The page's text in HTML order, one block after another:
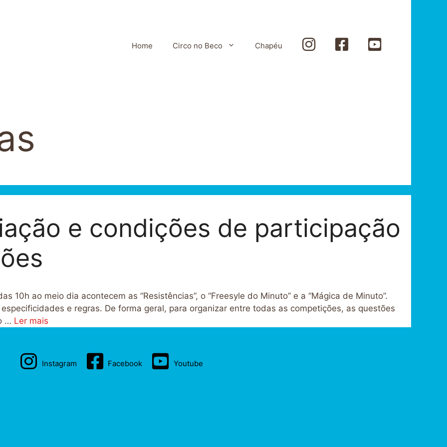
Home Circo no Beco Chapéu Instagram Facebook
e condições de participação
10h ao meio dia acontecem as “Resistências”, o “Freesyle do Minuto” e a “Mágica de Minuto”.
e regras. De forma geral, para organizar entre todas as competições, as questões
… Ler mais
Instagram Facebook Youtube